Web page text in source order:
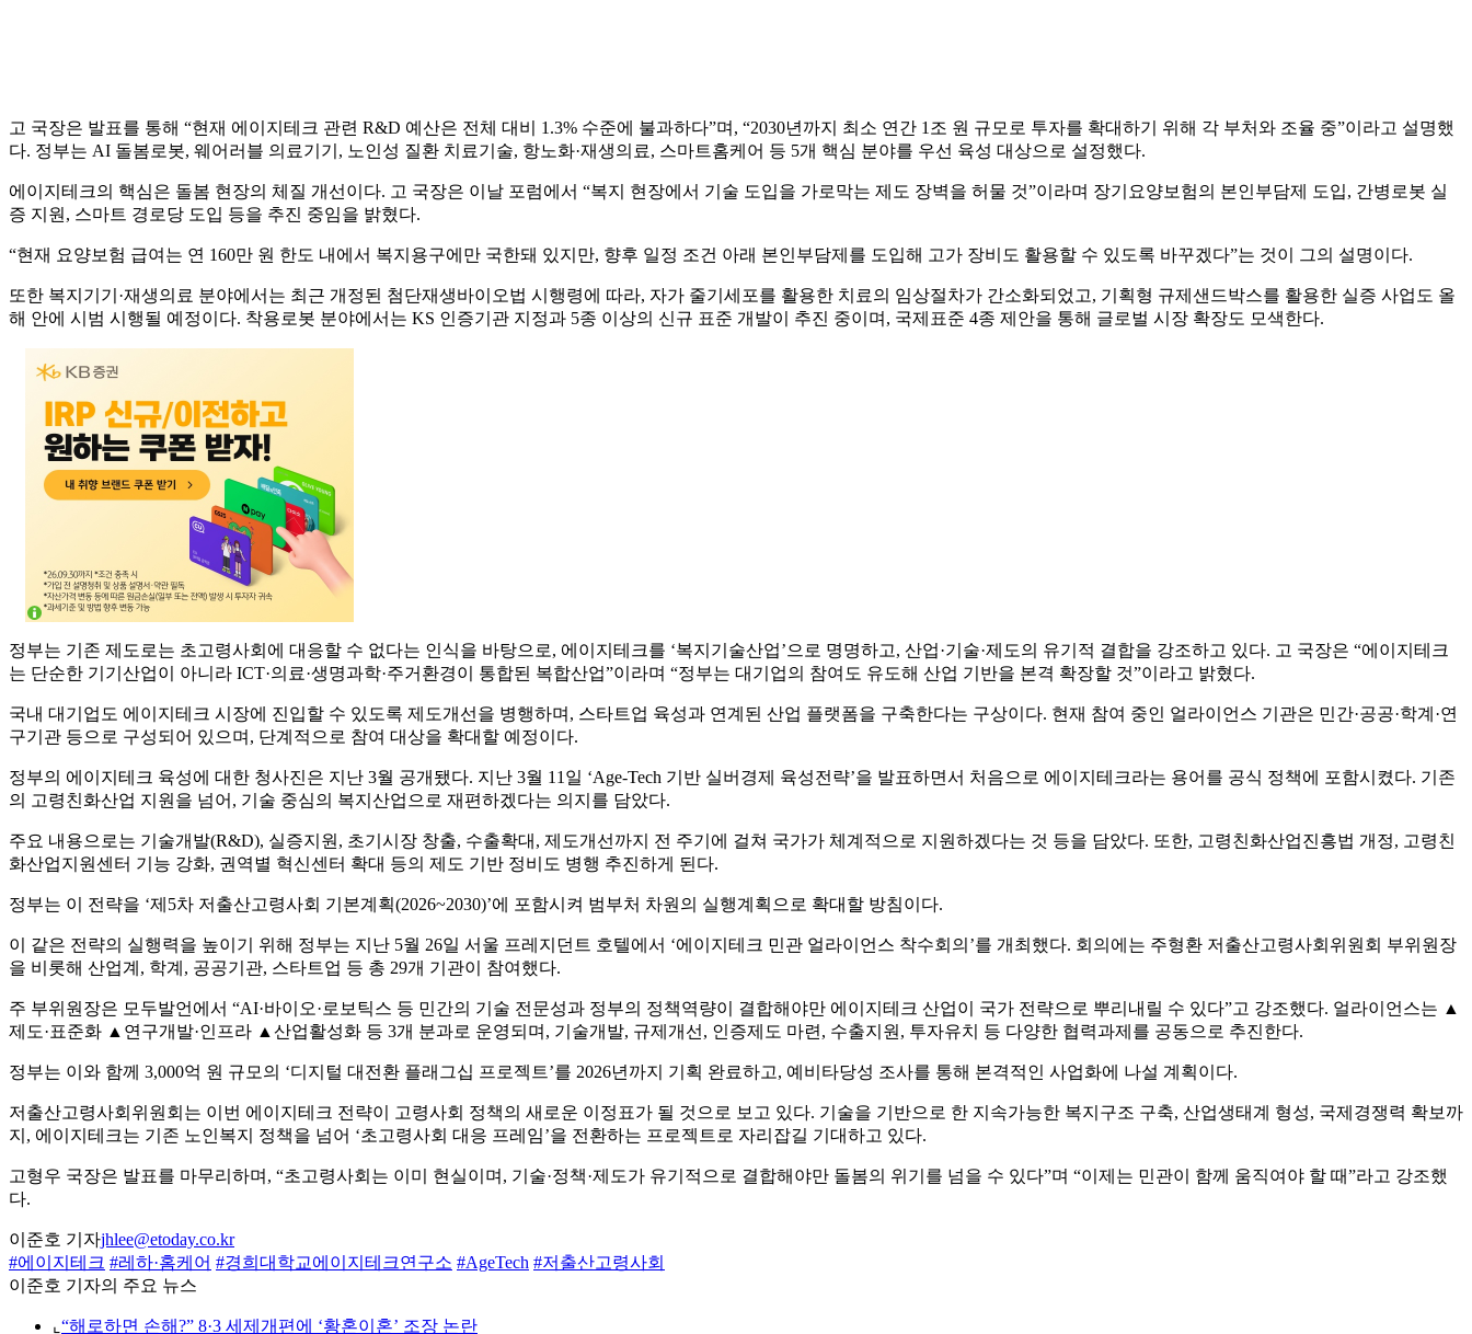
고 국장은 발표를 통해 “현재 에이지테크 관련 R&D 예산은 전체 대비 1.3% 수준에 불과하다”며, “2030년까지 최소 연간 1조 원 규모로 투자를 확대하기 위해 각 부처와 조율 중”이라고 설명했
다. 정부는 AI 돌봄로봇, 웨어러블 의료기기, 노인성 질환 치료기술, 항노화·재생의료, 스마트홈케어 등 5개 핵심 분야를 우선 육성 대상으로 설정했다.
에이지테크의 핵심은 돌봄 현장의 체질 개선이다. 고 국장은 이날 포럼에서 “복지 현장에서 기술 도입을 가로막는 제도 장벽을 허물 것”이라며 장기요양보험의 본인부담제 도입, 간병로봇 실
증 지원, 스마트 경로당 도입 등을 추진 중임을 밝혔다.
“현재 요양보험 급여는 연 160만 원 한도 내에서 복지용구에만 국한돼 있지만, 향후 일정 조건 아래 본인부담제를 도입해 고가 장비도 활용할 수 있도록 바꾸겠다”는 것이 그의 설명이다.
또한 복지기기·재생의료 분야에서는 최근 개정된 첨단재생바이오법 시행령에 따라, 자가 줄기세포를 활용한 치료의 임상절차가 간소화되었고, 기획형 규제샌드박스를 활용한 실증 사업도 올
해 안에 시범 시행될 예정이다. 착용로봇 분야에서는 KS 인증기관 지정과 5종 이상의 신규 표준 개발이 추진 중이며, 국제표준 4종 제안을 통해 글로벌 시장 확장도 모색한다.
정부는 기존 제도로는 초고령사회에 대응할 수 없다는 인식을 바탕으로, 에이지테크를 ‘복지기술산업’으로 명명하고, 산업·기술·제도의 유기적 결합을 강조하고 있다. 고 국장은 “에이지테크
는 단순한 기기산업이 아니라 ICT·의료·생명과학·주거환경이 통합된 복합산업”이라며 “정부는 대기업의 참여도 유도해 산업 기반을 본격 확장할 것”이라고 밝혔다.
국내 대기업도 에이지테크 시장에 진입할 수 있도록 제도개선을 병행하며, 스타트업 육성과 연계된 산업 플랫폼을 구축한다는 구상이다. 현재 참여 중인 얼라이언스 기관은 민간·공공·학계·연
구기관 등으로 구성되어 있으며, 단계적으로 참여 대상을 확대할 예정이다.
정부의 에이지테크 육성에 대한 청사진은 지난 3월 공개됐다. 지난 3월 11일 ‘Age-Tech 기반 실버경제 육성전략’을 발표하면서 처음으로 에이지테크라는 용어를 공식 정책에 포함시켰다. 기존
의 고령친화산업 지원을 넘어, 기술 중심의 복지산업으로 재편하겠다는 의지를 담았다.
주요 내용으로는 기술개발(R&D), 실증지원, 초기시장 창출, 수출확대, 제도개선까지 전 주기에 걸쳐 국가가 체계적으로 지원하겠다는 것 등을 담았다. 또한, 고령친화산업진흥법 개정, 고령친
화산업지원센터 기능 강화, 권역별 혁신센터 확대 등의 제도 기반 정비도 병행 추진하게 된다.
정부는 이 전략을 ‘제5차 저출산고령사회 기본계획(2026~2030)’에 포함시켜 범부처 차원의 실행계획으로 확대할 방침이다.
이 같은 전략의 실행력을 높이기 위해 정부는 지난 5월 26일 서울 프레지던트 호텔에서 ‘에이지테크 민관 얼라이언스 착수회의’를 개최했다. 회의에는 주형환 저출산고령사회위원회 부위원장
을 비롯해 산업계, 학계, 공공기관, 스타트업 등 총 29개 기관이 참여했다.
주 부위원장은 모두발언에서 “AI·바이오·로보틱스 등 민간의 기술 전문성과 정부의 정책역량이 결합해야만 에이지테크 산업이 국가 전략으로 뿌리내릴 수 있다”고 강조했다. 얼라이언스는 ▲
제도·표준화 ▲연구개발·인프라 ▲산업활성화 등 3개 분과로 운영되며, 기술개발, 규제개선, 인증제도 마련, 수출지원, 투자유치 등 다양한 협력과제를 공동으로 추진한다.
정부는 이와 함께 3,000억 원 규모의 ‘디지털 대전환 플래그십 프로젝트’를 2026년까지 기획 완료하고, 예비타당성 조사를 통해 본격적인 사업화에 나설 계획이다.
저출산고령사회위원회는 이번 에이지테크 전략이 고령사회 정책의 새로운 이정표가 될 것으로 보고 있다. 기술을 기반으로 한 지속가능한 복지구조 구축, 산업생태계 형성, 국제경쟁력 확보까
지, 에이지테크는 기존 노인복지 정책을 넘어 ‘초고령사회 대응 프레임’을 전환하는 프로젝트로 자리잡길 기대하고 있다.
고형우 국장은 발표를 마무리하며, “초고령사회는 이미 현실이며, 기술·정책·제도가 유기적으로 결합해야만 돌봄의 위기를 넘을 수 있다”며 “이제는 민관이 함께 움직여야 할 때”라고 강조했
다.
이준호 기자jhlee@etoday.co.kr
#에이지테크 #레하·홈케어 #경희대학교에이지테크연구소 #AgeTech #저출산고령사회
이준호 기자의 주요 뉴스
⌞ “해로하면 손해?” 8·3 세제개편에 ‘황혼이혼’ 조장 논란